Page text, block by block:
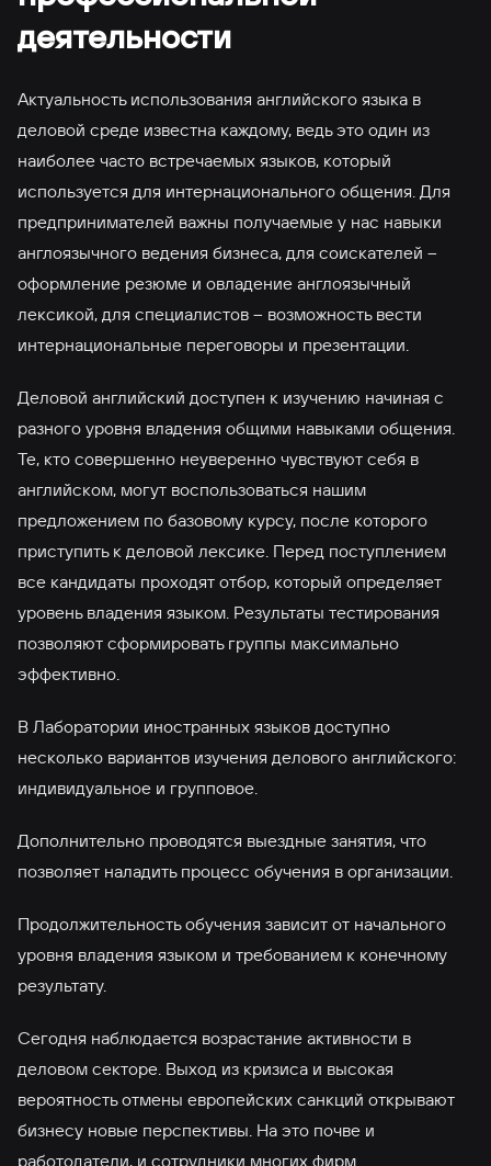
деятельности
Актуальность использования английского языка в
деловой среде известна каждому, ведь это один из
наиболее часто встречаемых языков, который
используется для интернационального общения. Для
предпринимателей важны получаемые у нас навыки
англоязычного ведения бизнеса, для соискателей –
оформление резюме и овладение англоязычный
лексикой, для специалистов – возможность вести
интернациональные переговоры и презентации.
Деловой английский доступен к изучению начиная с
разного уровня владения общими навыками общения.
Те, кто совершенно неуверенно чувствуют себя в
английском, могут воспользоваться нашим
предложением по базовому курсу, после которого
приступить к деловой лексике. Перед поступлением
все кандидаты проходят отбор, который определяет
уровень владения языком. Результаты тестирования
позволяют сформировать группы максимально
эффективно.
В Лаборатории иностранных языков доступно
несколько вариантов изучения делового английского:
индивидуальное и групповое.
Дополнительно проводятся выездные занятия, что
позволяет наладить процесс обучения в организации.
Продолжительность обучения зависит от начального
уровня владения языком и требованием к конечному
результату.
Сегодня наблюдается возрастание активности в
деловом секторе. Выход из кризиса и высокая
вероятность отмены европейских санкций открывают
бизнесу новые перспективы. На это почве и
работодатели, и сотрудники многих фирм